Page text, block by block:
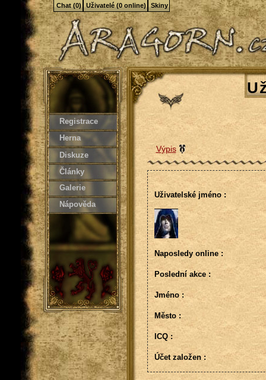
Registrace
Herna
Diskuze
Články
Galerie
Nápověda
Výpis
Uživatelské jméno :
Naposledy online :
Poslední akce :
Jméno :
Město :
ICQ :
Účet založen :
Chat (0) Uživatelé (0 online) Skiny